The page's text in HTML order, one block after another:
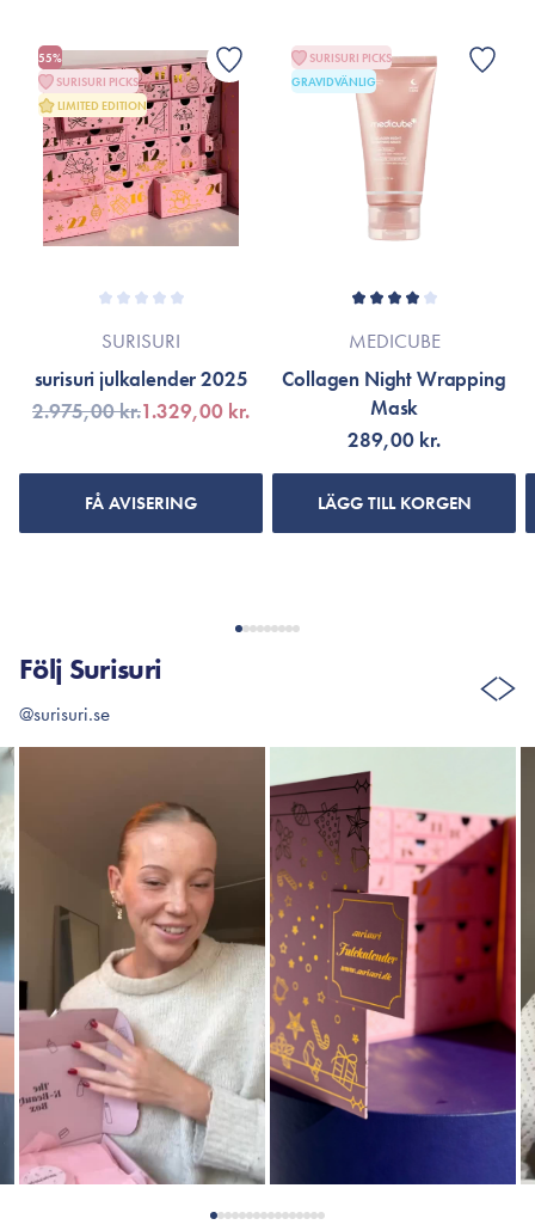
55%
SURISURI PICKS
LIMITED EDITION
SURISURI
surisuri julkalender 2025
2.975,00 kr.1.329,00 kr.
FÅ AVISERING
SURISURI PICKS
GRAVIDVÄNLIG
MEDICUBE
Collagen Night Wrapping
Mask
289,00 kr.
LÄGG TILL KORGEN
Följ Surisuri
@surisuri.se